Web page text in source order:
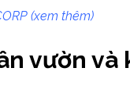
(xem thêm)
vườn